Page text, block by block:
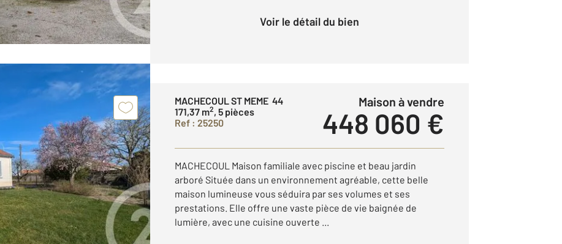
Voir le détail du bien
MACHECOUL ST MEME 44
171,37 m2, 5 pièces
Ref : 25250
Maison à vendre
448 060 €
MACHECOUL Maison familiale avec piscine et beau jardin
arboré Située dans un environnement agréable, cette belle
maison lumineuse vous séduira par ses volumes et ses
prestations. Elle offre une vaste pièce de vie baignée de
lumière, avec une cuisine ouverte ...